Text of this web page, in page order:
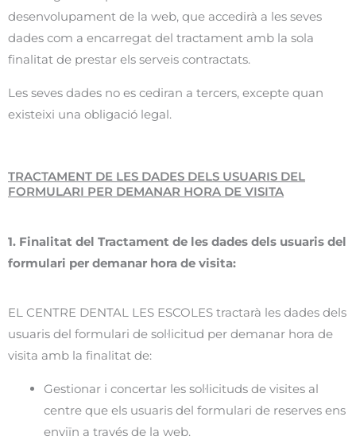
desenvolupament de la web, que accedirà a les seves
dades com a encarregat del tractament amb la sola
finalitat de prestar els serveis contractats.
Les seves dades no es cediran a tercers, excepte quan
existeixi una obligació legal.
TRACTAMENT DE LES DADES DELS USUARIS DEL
FORMULARI PER DEMANAR HORA DE VISITA
1. Finalitat del Tractament de les dades dels usuaris del
formulari per demanar hora de visita:
EL CENTRE DENTAL LES ESCOLES tractarà les dades dels
usuaris del formulari de sol·licitud per demanar hora de
visita amb la finalitat de:
Gestionar i concertar les sol·licituds de visites al
centre que els usuaris del formulari de reserves ens
enviïn a través de la web.